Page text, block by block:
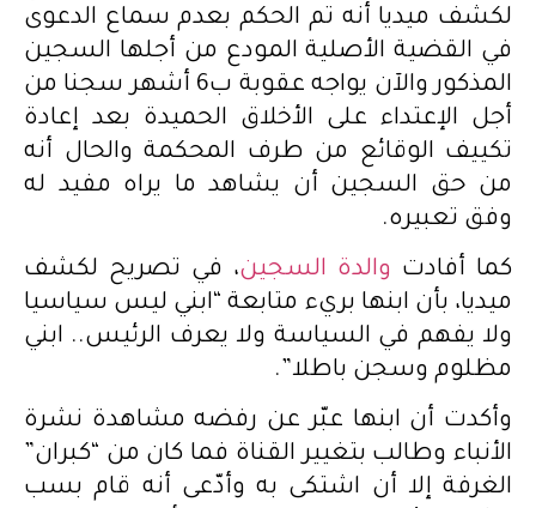
لكشف ميديا أنه تم الحكم بعدم سماع الدعوى
في القضية الأصلية المودع من أجلها السجين
المذكور والآن يواجه عقوبة ب6 أشهر سجنا من
أجل الإعتداء على الأخلاق الحميدة بعد إعادة
تكييف الوقائع من طرف المحكمة والحال أنه
من حق السجين أن يشاهد ما يراه مفيد له
وفق تعبيره.
كما أفادت والدة السجين، في تصريح لكشف
ميديا، بأن ابنها بريء متابعة “ابني ليس سياسيا
ولا يفهم في السياسة ولا يعرف الرئيس.. ابني
مظلوم وسجن باطلا”.
وأكدت أن ابنها عبّر عن رفضه مشاهدة نشرة
الأنباء وطالب بتغيير القناة فما كان من “كبران”
الغرفة إلا أن اشتكى به وأدّعى أنه قام بسب